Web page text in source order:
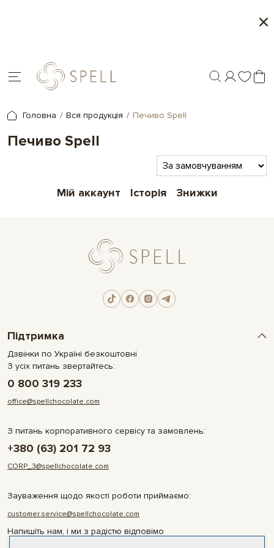
Головна Вся продукція Печиво Spell
Печиво Spell
Мій аккаунт Історія Знижки
Підтримка
Дзвінки по Україні безкоштовні
З усіх питань звертайтесь:
0 800 319 233
office@spellchocolate.com
З питань корпоративного сервісу та замовлень:
+380 (63) 201 72 93
CORP_3@spellchocolate.com
Зауваження щодо якості роботи приймаємо:
customer.service@spellchocolate.com
Напишіть нам, і ми з радістю відповімо